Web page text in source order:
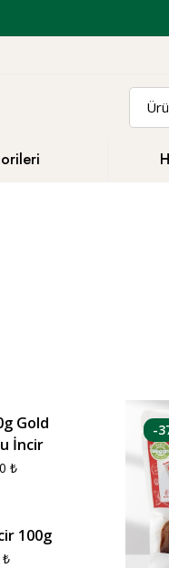
Gold
İncir
₺
100g
₺
-